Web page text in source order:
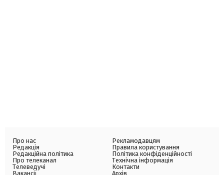
Про нас
Редакція
Редакційна політика
Про телеканал
Телеведучі
Вакансії
Рекламодавцям
Правила користування
Політика конфіденційності
Технічна інформація
Контакти
Архів